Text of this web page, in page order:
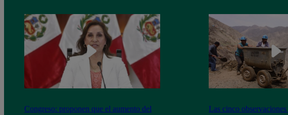
Congreso: proponen que el aumento del
Las cinco